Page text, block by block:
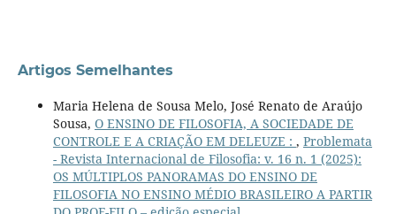
Artigos Semelhantes
Maria Helena de Sousa Melo, José Renato de Araújo
Sousa, O ENSINO DE FILOSOFIA, A SOCIEDADE DE
CONTROLE E A CRIAÇÃO EM DELEUZE : , Problemata
- Revista Internacional de Filosofia: v. 16 n. 1 (2025):
OS MÚLTIPLOS PANORAMAS DO ENSINO DE
FILOSOFIA NO ENSINO MÉDIO BRASILEIRO A PARTIR